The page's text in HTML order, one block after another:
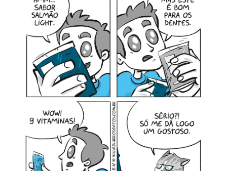
MINHA CONTA
CARRINHO
Search Button